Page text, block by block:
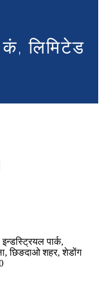
लिमिटेड
पार्क,
छिङदाओ शहर, शेडोंग